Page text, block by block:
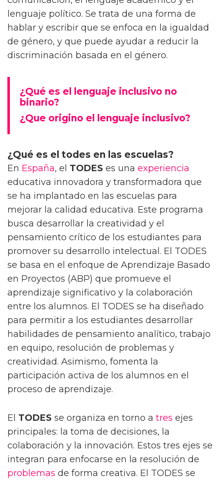
lenguaje político. Se trata de una forma de
hablar y escribir que se enfoca en la igualdad
de género, y que puede ayudar a reducir la
discriminación basada en el género.
¿Qué es el lenguaje inclusivo no
binario?
¿Que origino el lenguaje inclusivo?
¿Qué es el todes en las escuelas?
En España, el TODES es una experiencia
educativa innovadora y transformadora que
se ha implantado en las escuelas para
mejorar la calidad educativa. Este programa
busca desarrollar la creatividad y el
pensamiento crítico de los estudiantes para
promover su desarrollo intelectual. El TODES
se basa en el enfoque de Aprendizaje Basado
en Proyectos (ABP) que promueve el
aprendizaje significativo y la colaboración
entre los alumnos. El TODES se ha diseñado
para permitir a los estudiantes desarrollar
habilidades de pensamiento analítico, trabajo
en equipo, resolución de problemas y
creatividad. Asimismo, fomenta la
participación activa de los alumnos en el
proceso de aprendizaje.
El TODES se organiza en torno a tres ejes
principales: la toma de decisiones, la
colaboración y la innovación. Estos tres ejes se
integran para enfocarse en la resolución de
problemas de forma creativa. El TODES se